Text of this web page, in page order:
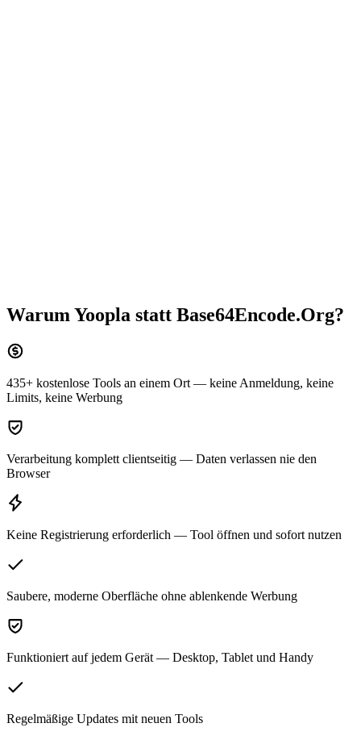
Warum Yoopla statt Base64Encode.Org?
435+ kostenlose Tools an einem Ort — keine Anmeldung, keine
Limits, keine Werbung
Verarbeitung komplett clientseitig — Daten verlassen nie den
Browser
Keine Registrierung erforderlich — Tool öffnen und sofort nutzen
Saubere, moderne Oberfläche ohne ablenkende Werbung
Funktioniert auf jedem Gerät — Desktop, Tablet und Handy
Regelmäßige Updates mit neuen Tools